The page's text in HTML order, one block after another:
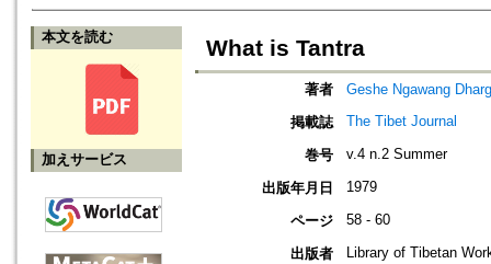
本文を読む
加えサービス
What is Tantra
著者
Geshe Ngawang
掲載誌
The Tibet Journal
巻号 v.4 n.2 Summer
出版年月日 1979
ページ 58 - 60
出版者 Library of Tibetan